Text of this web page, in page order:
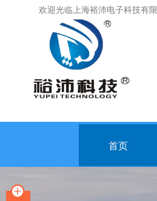
欢迎光临上海裕沛电子科技有
首页